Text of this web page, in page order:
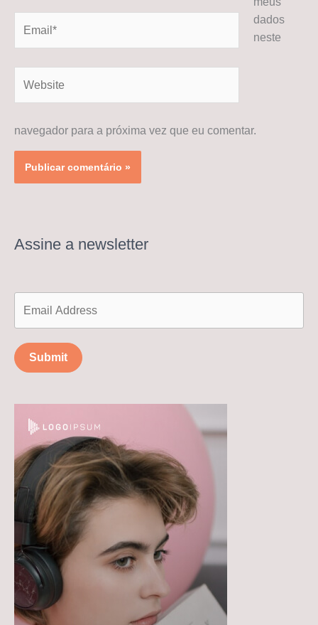
dados
neste
navegador para a próxima vez que eu comentar.
Assine a newsletter
Submit